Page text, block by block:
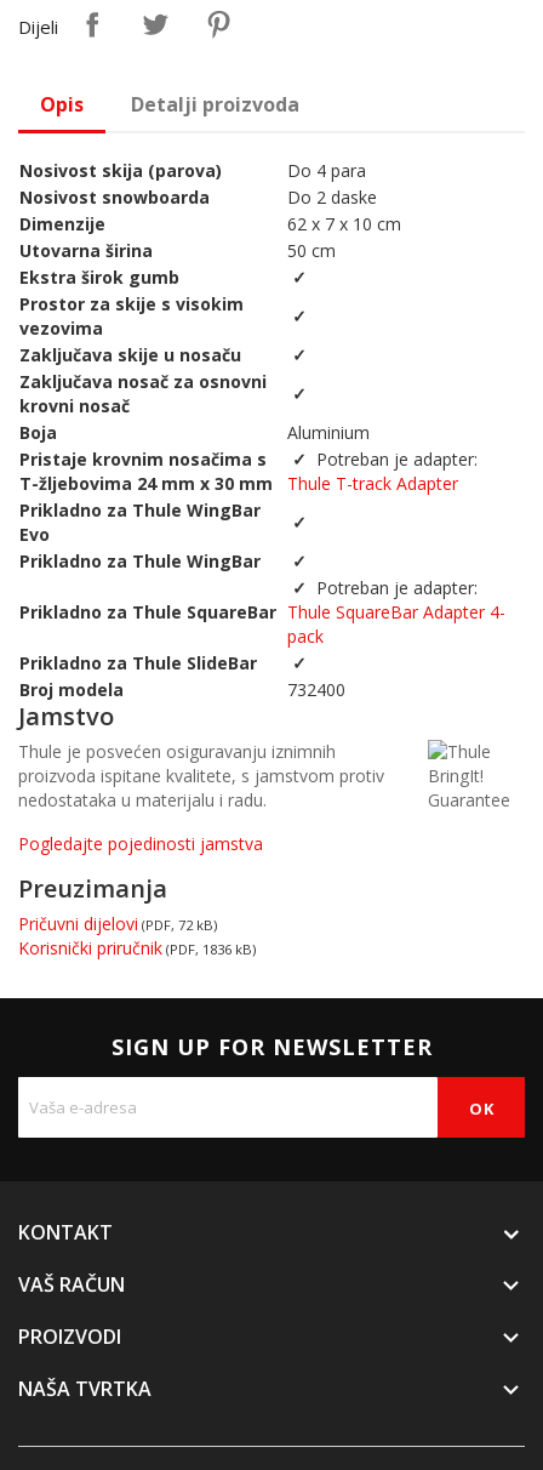
Dijeli
Opis Detalji proizvoda
Nosivost skija (parova)
Do 4 para
Nosivost snowboarda
Do 2 daske
Dimenzije
62 x 7 x 10 cm
Utovarna širina
50 cm
Ekstra širok gumb
✓
Prostor za skije s visokim
vezovima
✓
Zaključava skije u nosaču
✓
Zaključava nosač za osnovni
krovni nosač
✓
Boja
Aluminium
Pristaje krovnim nosačima s
T-žljebovima 24 mm x 30 mm
✓ Potreban je adapter:
Thule T-track Adapter
Prikladno za Thule WingBar
Evo
✓
Prikladno za Thule WingBar
✓
Prikladno za Thule SquareBar
✓ Potreban je adapter:
Thule SquareBar Adapter 4-
pack
Prikladno za Thule SlideBar
✓
Broj modela
732400
Jamstvo
Thule je posvećen osiguravanju iznimnih
proizvoda ispitane kvalitete, s jamstvom protiv
nedostataka u materijalu i radu.
Pogledajte pojedinosti jamstva
Preuzimanja
Pričuvni dijelovi (PDF, 72 kB)
Korisnički priručnik (PDF, 1836 kB)
SIGN UP FOR NEWSLETTER
KONTAKT
VAŠ RAČUN

PROIZVODI 
NAŠA TVRTKA 